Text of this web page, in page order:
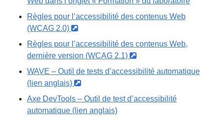
Règles pour l’accessibilité des contenus Web
(WCAG 2.0)
- Cet
hyperlien
s'ouvrira
une
nouvelle
fenêtre".
Règles pour l’accessibilité des contenus Web,
dernière version (WCAG 2.1)
- Cet
hyperlien
une
WAVE – Outil de tests d’accessibilité automatique
(lien anglais)
- Cet
hyperlien
s'ouvrira
Axe DevTools – Outil de test d’accessibilité
automatique (lien anglais)